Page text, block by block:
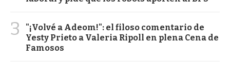
3
"¡Volvé a Adeom!": el filoso comentario de
Yesty Prieto a Valeria Ripoll en plena Cena de
Famosos